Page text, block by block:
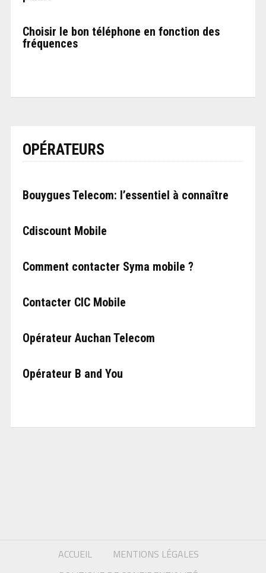
Choisir le bon téléphone en fonction des
fréquences
OPÉRATEURS
Bouygues Telecom: l’essentiel à connaître
Cdiscount Mobile
Comment contacter Syma mobile ?
Contacter CIC Mobile
Opérateur Auchan Telecom
Opérateur B and You
ACCUEIL
MENTIONS LÉGALES